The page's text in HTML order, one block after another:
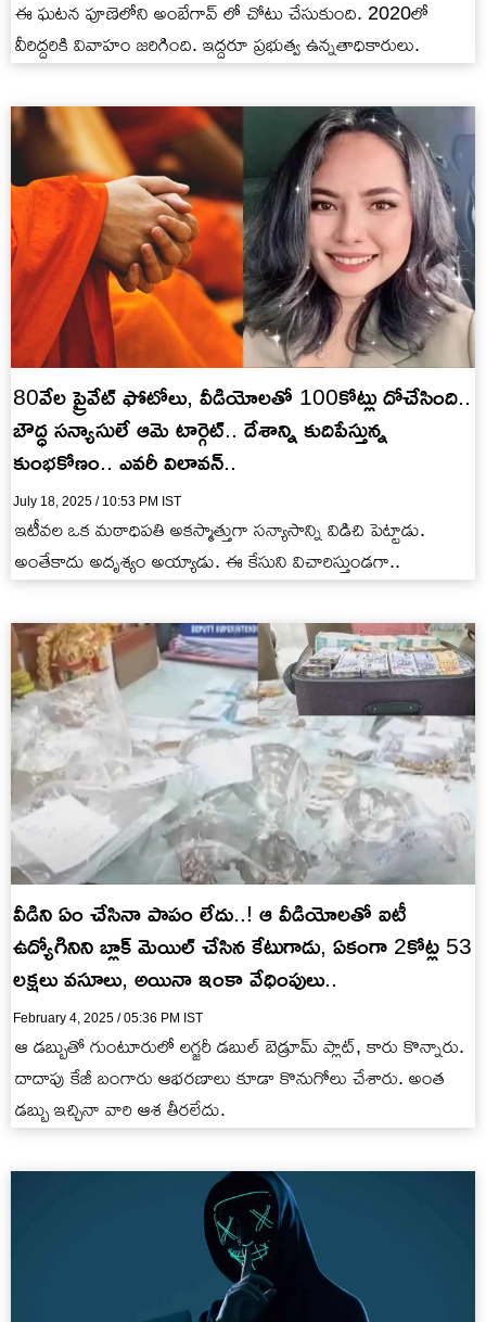
ఈ ఘటన పూణెలోని అంబేగావ్ లో చోటు చేసుకుంది. 2020లో
వీరిద్దరికి వివాహం జరిగింది. ఇద్దరూ ప్రభుత్వ ఉన్నతాధికారులు.
80వేల ప్రైవేట్ ఫోటోలు, వీడియోలతో 100కోట్లు దోచేసింది..
బౌద్ధ సన్యాసులే ఆమె టార్గెట్.. దేశాన్ని కుదిపేస్తున్న
కుంభకోణం.. ఎవరీ విలావన్..
July 18, 2025 / 10:53 PM IST
ఇటీవల ఒక మఠాధిపతి అకస్మాత్తుగా సన్యాసాన్ని విడిచి పెట్టాడు.
అంతేకాదు అదృశ్యం అయ్యాడు. ఈ కేసుని విచారిస్తుండగా..
వీడిని ఏం చేసినా పాపం లేదు..! ఆ వీడియోలతో ఐటీ
ఉద్యోగినిని బ్లాక్ మెయిల్ చేసిన కేటుగాడు, ఏకంగా 2కోట్ల 53
లక్షలు వసూలు, అయినా ఇంకా వేధింపులు..
February 4, 2025 / 05:36 PM IST
ఆ డబ్బుతో గుంటూరులో లగ్జరీ డబుల్ బెడ్రూమ్ ప్లాట్, కారు కొన్నారు.
దాదాపు కేజీ బంగారు ఆభరణాలు కూడా కొనుగోలు చేశారు. అంత
డబ్బు ఇచ్చినా వారి ఆశ తీరలేదు.